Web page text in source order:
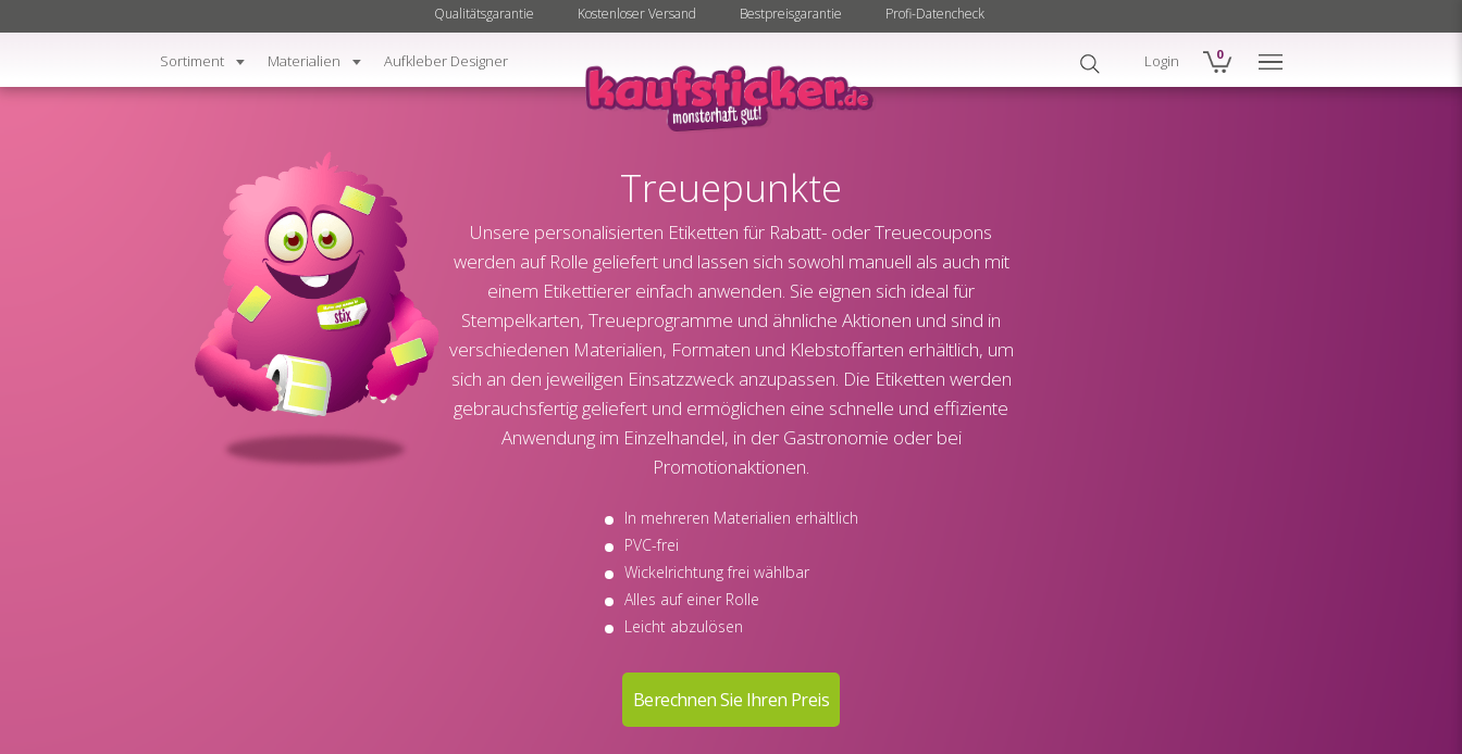
Treuepunkte
Unsere personalisierten Etiketten für Rabatt- oder Treuecoupons
werden auf Rolle geliefert und lassen sich sowohl manuell als auch mit
einem Etikettierer einfach anwenden. Sie eignen sich ideal für
Stempelkarten, Treueprogramme und ähnliche Aktionen und sind in
verschiedenen Materialien, Formaten und Klebstoffarten erhältlich, um
sich an den jeweiligen Einsatzzweck anzupassen. Die Etiketten werden
gebrauchsfertig geliefert und ermöglichen eine schnelle und effiziente
Anwendung im Einzelhandel, in der Gastronomie oder bei
Promotionaktionen.
In mehreren Materialien erhältlich
PVC-frei
Wickelrichtung frei wählbar
Alles auf einer Rolle
Leicht abzulösen
Login 0
Sortiment Materialien Aufkleber Designer
Qualitätsgarantie Kostenloser Versand Bestpreisgarantie Profi-Datencheck